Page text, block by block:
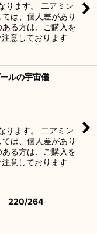
ります。 二アミン
は、個人差があり
る方は、ご購入を
意しております
ルの宇宙儀
ります。 二アミン
は、個人差があり
る方は、ご購入を
意しております
220/264